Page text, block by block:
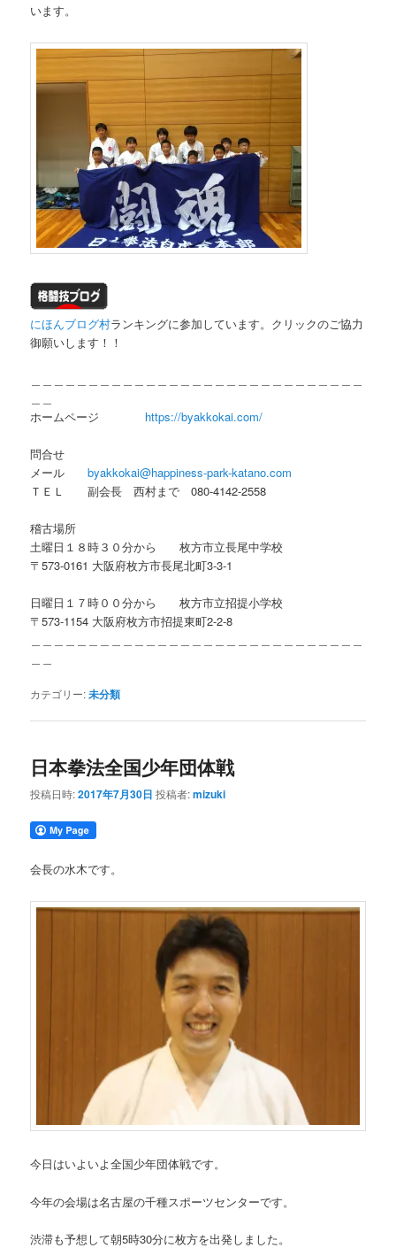
います。
にほんブログ村ランキングに参加しています。クリックのご協力
御願いします！！
ホームページ https://byakkokai.com/
問合せ
メールbyakkokai@happiness-park-katano.com
ＴＥＬ 副会長 西村まで 080-4142-2558
稽古場所
土曜日１８時３０分から 枚方市立長尾中学校
〒573-0161 大阪府枚方市長尾北町3-3-1
日曜日１７時００分から 枚方市立招提小学校
〒573-1154 大阪府枚方市招提東町2-2-8
カテゴリー:未分類
日本拳法全国少年団体戦
投稿日時:2017年7月30日 投稿者:mizuki
会長の水木です。
今日はいよいよ全国少年団体戦です。
今年の会場は名古屋の千種スポーツセンターです。
渋滞も予想して朝5時30分に枚方を出発しました。